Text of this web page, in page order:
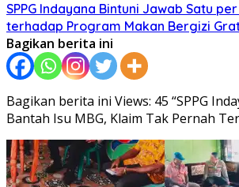
SPPG Indayana Bintuni Jawab Satu
terhadap Program Makan Bergizi
Bagikan berita ini
Bagikan berita ini Views: 45 “SPPG
Bantah Isu MBG, Klaim Tak Pernah